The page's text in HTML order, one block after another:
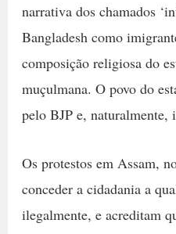
narrativa dos chamados
Bangladesh como
composição religiosa do
muçulmana. O povo do
pelo BJP e, naturalmente,
Os protestos em Assam,
conceder a cidadania a
ilegalmente, e acreditam